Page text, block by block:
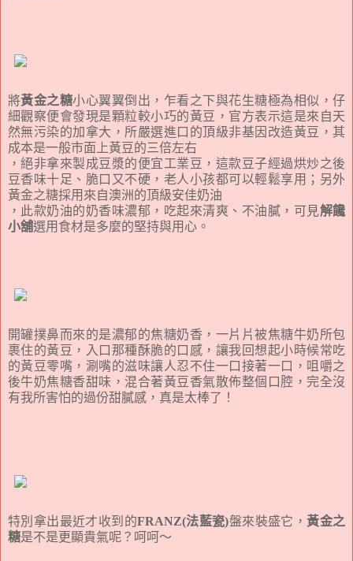
將黃金之糖小心翼翼倒出，乍看之下與花生糖極為相似，仔
細觀察便會發現是顆粒較小巧的黃豆，官方表示這是來自天
然無污染的加拿大，所嚴選進口的頂級非基因改造黃豆，其
成本是一般市面上黃豆的三倍左右
，絕非拿來製成豆漿的便宜工業豆，這款豆子經過烘炒之後
豆香味十足、脆口又不硬，老人小孩都可以輕鬆享用；另外
黃金之糖採用來自澳洲的頂級安佳奶油
，此款奶油的奶香味濃郁，吃起來清爽、不油膩，可見解饞
小舖選用食材是多麼的堅持與用心。
開罐撲鼻而來的是濃郁的焦糖奶香，一片片被焦糖牛奶所包
裹住的黃豆，入口那種酥脆的口感，讓我回想起小時候常吃
的黃豆零嘴，涮嘴的滋味讓人忍不住一口接著一口，咀嚼之
後牛奶焦糖香甜味，混合著黃豆香氣散佈整個口腔，完全沒
有我所害怕的過份甜膩感，真是太棒了！
特別拿出最近才收到的FRANZ(法藍瓷)盤來裝盛它，黃金之
糖是不是更顯貴氣呢？呵呵～